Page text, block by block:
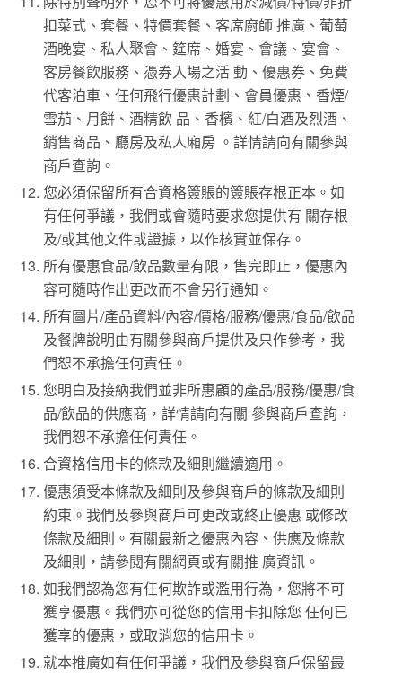
扣菜式、套餐、特價套餐、客席廚師 推廣、葡萄
酒晚宴、私人聚會、筵席、婚宴、會議、宴會、
客房餐飲服務、憑券入場之活 動、優惠券、免費
代客泊車、任何飛行優惠計劃、會員優惠、香煙/
雪茄、月餅、酒精飲 品、香檳、紅/白酒及烈酒、
銷售商品、廳房及私人廂房 。詳情請向有關參與
商戶查詢。
您必須保留所有合資格簽賬的簽賬存根正本。如
有任何爭議，我們或會隨時要求您提供有 關存根
及/或其他文件或證據，以作核實並保存。
所有優惠食品/飲品數量有限，售完即止，優惠內
容可隨時作出更改而不會另行通知。
所有圖片/產品資料/內容/價格/服務/優惠/食品/飲品
及餐牌說明由有關參與商戶提供及只作參考，我
們恕不承擔任何責任。
您明白及接納我們並非所惠顧的產品/服務/優惠/食
品/飲品的供應商，詳情請向有關 參與商戶查詢，
我們恕不承擔任何責任。
合資格信用卡的條款及細則繼續適用。
優惠須受本條款及細則及參與商戶的條款及細則
約束。我們及參與商戶可更改或終止優惠 或修改
條款及細則。有關最新之優惠內容、供應及條款
及細則，請參閱有關網頁或有關推 廣資訊。
如我們認為您有任何欺詐或濫用行為，您將不可
獲享優惠。我們亦可從您的信用卡扣除您 任何已
獲享的優惠，或取消您的信用卡。
就本推廣如有任何爭議，我們及參與商戶保留最